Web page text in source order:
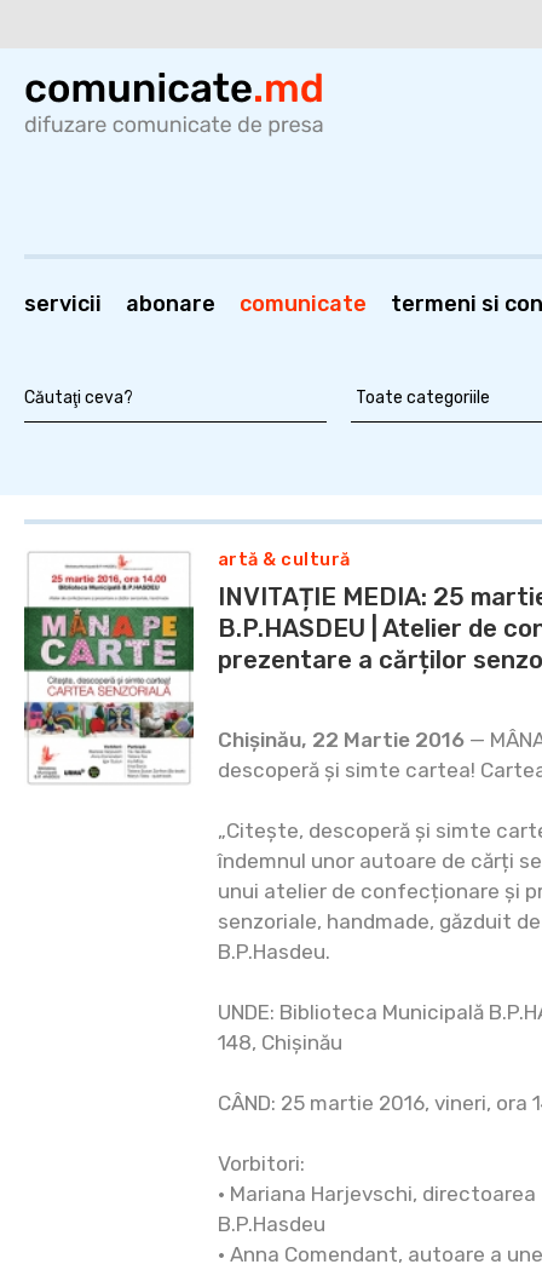
servicii abonare comunicate termeni si
artă & cultură
INVITAȚIE MEDIA: 25
B.P.HASDEU | Atelier de
prezentare a cărților
Chișinău, 22 Martie 2016 —
descoperă și simte cartea!
„Citește, descoperă și simte
îndemnul unor autoare de cărți
unui atelier de confecționare și
senzoriale, handmade, găzduit
B.P.Hasdeu.
UNDE: Biblioteca Municipală
148, Chișinău
CÂND: 25 martie 2016, vineri, ora
Vorbitori:
• Mariana Harjevschi,
B.P.Hasdeu
• Anna Comendant, autoare a